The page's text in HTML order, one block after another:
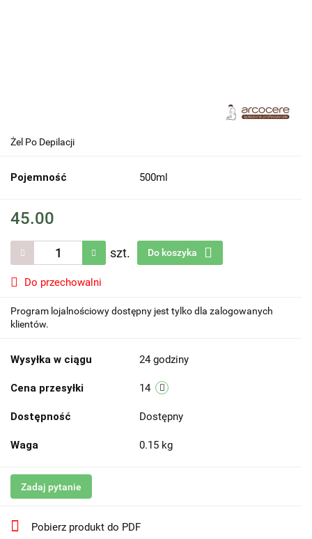
Żel Po Depilacji
Pojemność 500ml
45.00
szt. Do koszyka
Do przechowalni
Program lojalnościowy dostępny jest tylko dla zalogowanych
klientów.
Wysyłka w ciągu 24 godziny
Cena przesyłki 14
Dostępność Dostępny
Waga 0.15 kg
Zadaj pytanie
Pobierz produkt do PDF